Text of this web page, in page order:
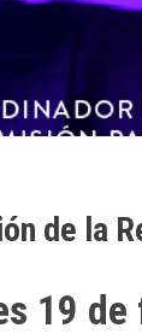
de la
19